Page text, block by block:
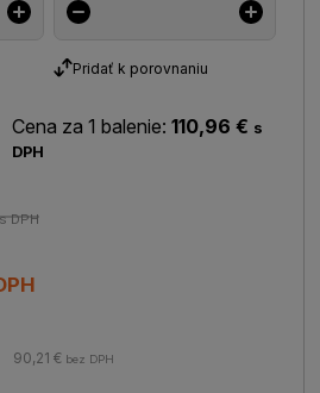
Pridať k porovnaniu
Cena za 1 balenie: 110,96 € s
DPH
DPH
90,21 € bez DPH